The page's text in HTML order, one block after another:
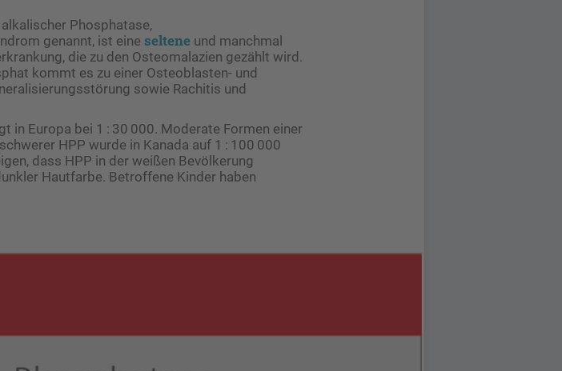
Phosphatase,
genannt, ist eine seltene und manchmal
die zu den Osteomalazien gezählt wird.
kommt es zu einer Osteoblasten- und
sowie Rachitis und
in Europa bei 1 : 30 000. Moderate Formen einer
HPP ­wurde in Kanada auf 1 : 100 000
dass HPP in der weißen Bevölkerung
Hautfarbe. Betroffene Kinder haben